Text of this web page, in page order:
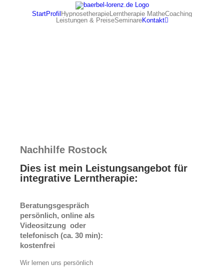
StartProfil HypnosetherapieLerntherapie MatheCoaching
Leistungen & PreiseSeminareKontakt
Nachhilfe Rostock
Dies ist mein Leistungsangebot für
integrative Lerntherapie:
Beratungsgespräch
persönlich, online als
Videositzung oder
telefonisch (ca. 30 min):
kostenfrei
Wir lernen uns persönlich